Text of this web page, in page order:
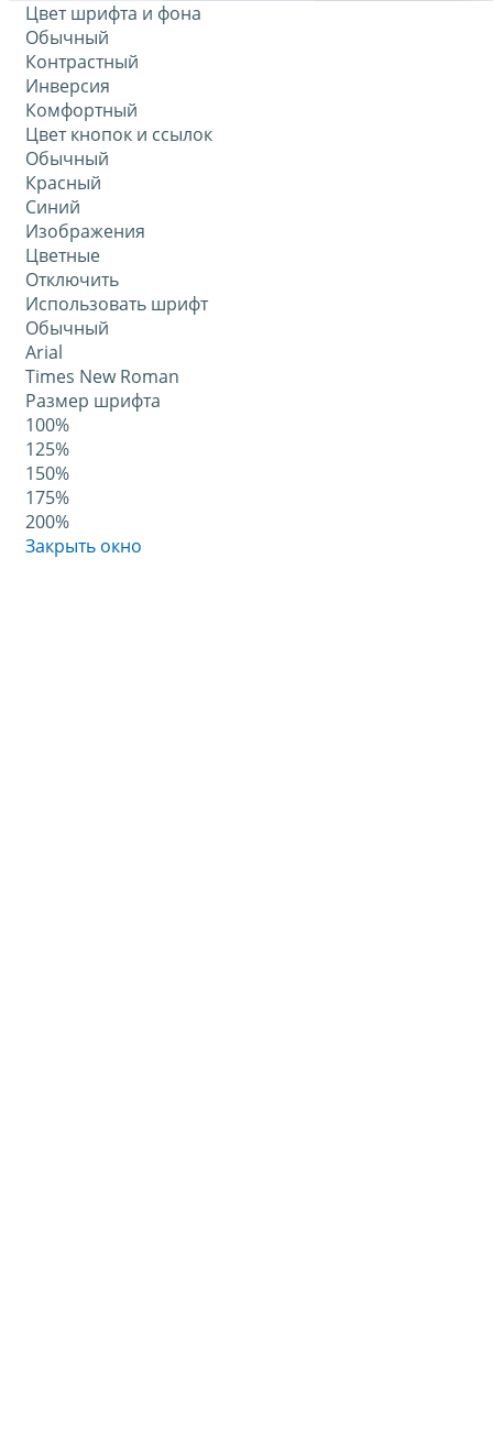
Цвет шрифта и фона
Обычный
Контрастный
Инверсия
Комфортный
Цвет кнопок и ссылок
Обычный
Красный
Синий
Изображения
Цветные
Отключить
Использовать шрифт
Обычный
Arial
Times New Roman
Размер шрифта
100%
125%
150%
175%
200%
Закрыть окно